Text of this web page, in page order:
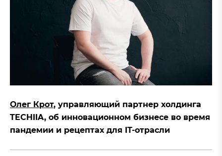
Олег Крот, управляющий партнер холдинга
TECHIIA, об инновационном бизнесе во время
пандемии и рецептах для IT-отрасли